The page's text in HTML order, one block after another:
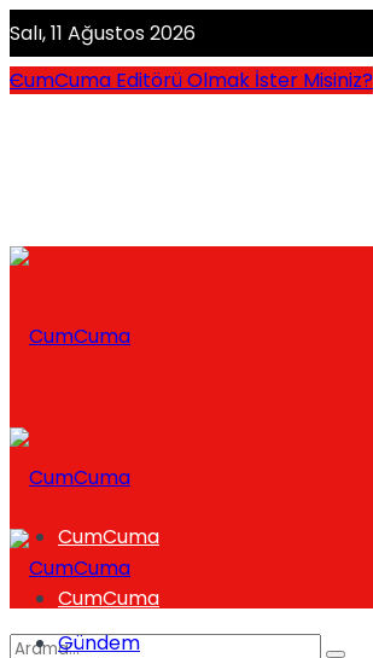
Salı, 11 Ağustos 2026
CumCuma Editörü Olmak İster Misiniz?
CumCuma
CumCuma
Gündem